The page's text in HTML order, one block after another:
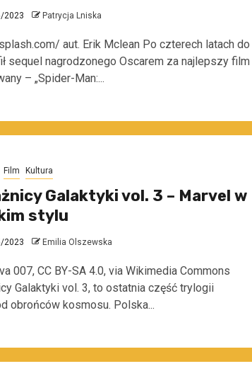
2023 Patrycja Lniska
aut. Erik Mclean Po czterech latach do
sequel nagrodzonego Oscarem za najlepszy film
– „Spider-Man:...
Film Kultura
Galaktyki vol. 3 – Marvel w
stylu
2023 Emilia Olszewska
007, CC BY-SA 4.0, via Wikimedia Commons
Galaktyki vol. 3, to ostatnia część trylogii
obrońców kosmosu. Polska...